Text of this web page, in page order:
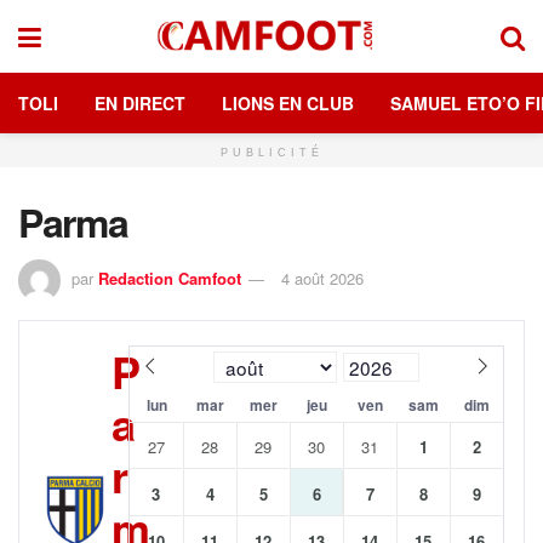
TOLI EN DIRECT LIONS EN CLUB SAMUEL ETO’O
PUBLICITÉ
Parma
par Redaction Camfoot 4 août 2026
P
a
r
m
lun mar mer jeu ven sam dim
27 28 29 30 31 1 2
3 4 5 6 7 8 9